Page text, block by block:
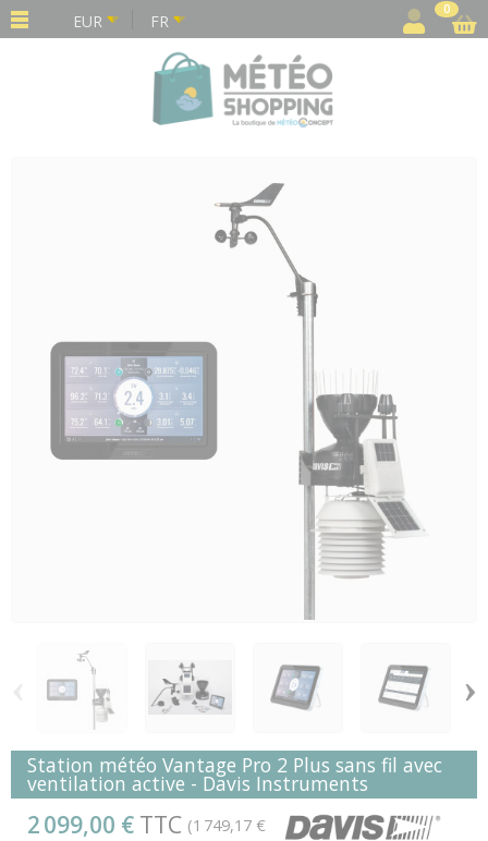
EUR FR
0
›
Station météo Vantage Pro 2 Plus sans fil avec
ventilation active - Davis Instruments
2 099,00 € TTC (1 749,17 €
Panneau de gestion des cookies